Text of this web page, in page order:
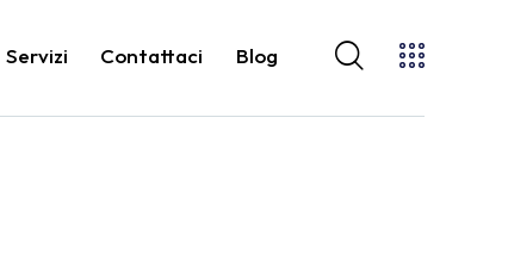
Servizi Contattaci Blog